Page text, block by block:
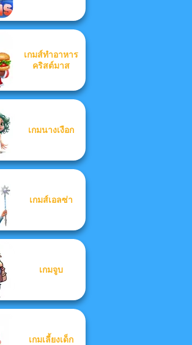
เกมส์ทำอาหาร
คริสต์มาส
เกมนางเงือก
เกมส์เอลซ่า
เกมจูบ
เกมเลี้ยงเด็ก